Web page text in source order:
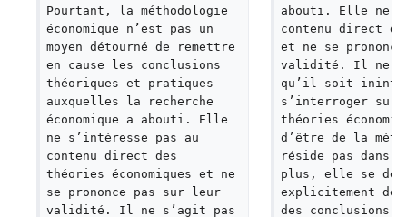
Pourtant, la méthodologie
économique n’est pas un
moyen détourné de remettre
en cause les conclusions
théoriques et pratiques
auxquelles la recherche
économique a abouti. Elle
ne s’intéresse pas au
contenu direct des
théories économiques et ne
se prononce pas sur leur
validité. Il ne s’agit pas
abouti. Elle ne
contenu direct
et ne se
validité. Il ne
qu’il soit
s’interroger
théories
d’être de la
réside pas
plus, elle se
explicitement de
des